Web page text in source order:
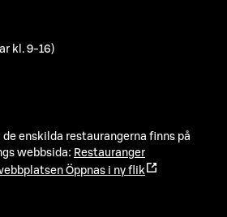
kl. 9-16)
enskilda restaurangerna finns på
webbsida: Restauranger
Öppnas i ny flik